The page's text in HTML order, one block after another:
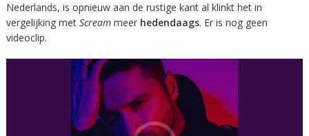
Nederlands, is opnieuw aan de rustige kant al klinkt het in
vergelijking met Screammeer hedendaags. Er is nog geen
videoclip.